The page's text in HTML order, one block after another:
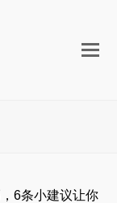
打
6条小建议让你